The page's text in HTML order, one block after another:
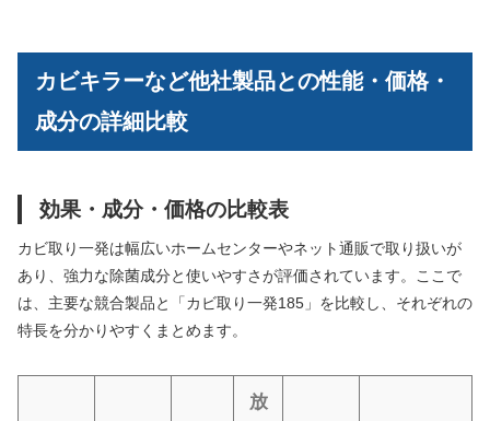
カビキラーなど他社製品との性能・価格・
成分の詳細比較
効果・成分・価格の比較表
カビ取り一発は幅広いホームセンターやネット通販で取り扱いが
あり、強力な除菌成分と使いやすさが評価されています。ここで
は、主要な競合製品と「カビ取り一発185」を比較し、それぞれの
特長を分かりやすくまとめます。
放